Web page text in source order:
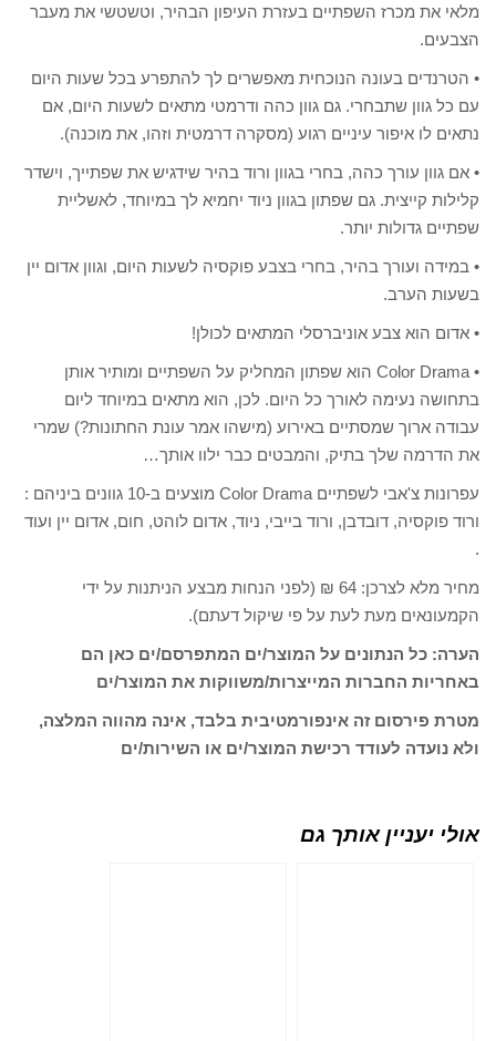
מלאי את מכרז השפתיים בעזרת העיפון הבהיר, וטשטשי את מעבר
הצבעים.
• הטרנדים בעונה הנוכחית מאפשרים לך להתפרע בכל שעות היום
עם כל גוון שתבחרי. גם גוון כהה ודרמטי מתאים לשעות היום, אם
נתאים לו איפור עיניים רגוע (מסקרה דרמטית וזהו, את מוכנה).
• אם גוון עורך כהה, בחרי בגוון ורוד בהיר שידגיש את שפתייך, וישדר
קלילות קייצית. גם שפתון בגוון ניוד יחמיא לך במיוחד, לאשליית
שפתיים גדולות יותר.
• במידה ועורך בהיר, בחרי בצבע פוקסיה לשעות היום, וגוון אדום יין
בשעות הערב.
• אדום הוא צבע אוניברסלי המתאים לכולן!
• Color Drama הוא שפתון המחליק על השפתיים ומותיר אותן
בתחושה נעימה לאורך כל היום. לכן, הוא מתאים במיוחד ליום
עבודה ארוך שמסתיים באירוע (מישהו אמר עונת החתונות?) שמרי
את הדרמה שלך בתיק, והמבטים כבר ילוו אותך…
עפרונות צ'אבי לשפתיים Color Drama מוצעים ב-10 גוונים ביניהם :
ורוד פוקסיה, דובדבן, ורוד בייבי, ניוד, אדום לוהט, חום, אדום יין ועוד
.
מחיר מלא לצרכן: 64 ₪ (לפני הנחות מבצע הניתנות על ידי
הקמעונאים מעת לעת על פי שיקול דעתם).
הערה: כל הנתונים על המוצר/ים המתפרסם/ים כאן הם
באחריות החברות המייצרות/משווקות את המוצר/ים
מטרת פירסום זה אינפורמטיבית בלבד, אינה מהווה המלצה,
ולא נועדה לעודד רכישת המוצר/ים או השירות/ים
אולי יעניין אותך גם